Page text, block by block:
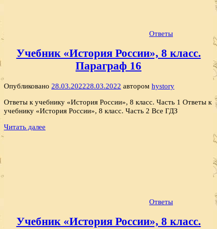
Ответы
Учебник «История России», 8 класс.
Параграф 16
Опубликовано 28.03.202228.03.2022 автором hystory
Ответы к учебнику «История России», 8 класс. Часть 1 Ответы к
учебнику «История России», 8 класс. Часть 2 Все ГДЗ
Читать далее
Ответы
Учебник «История России», 8 класс.